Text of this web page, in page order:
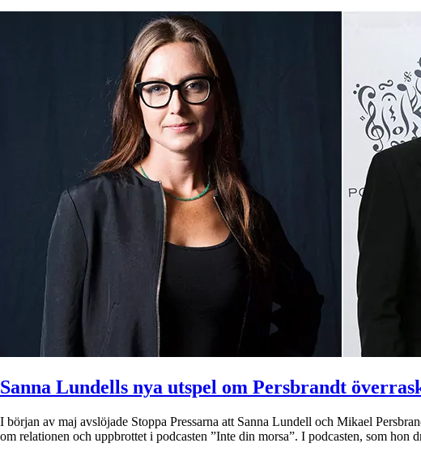
Sanna Lundells nya utspel om Persbrandt
I början av maj avslöjade Stoppa Pressarna att Sanna Lundell och Mikael
om relationen och uppbrottet i podcasten ”Inte din morsa”. I podcasten, som